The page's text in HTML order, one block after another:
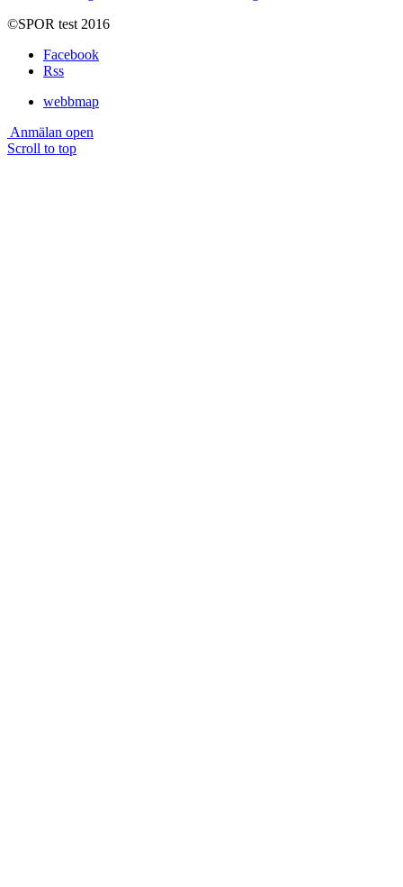
©SPOR test 2016
Facebook
Rss
webbmap
Anmälan open
Scroll to top